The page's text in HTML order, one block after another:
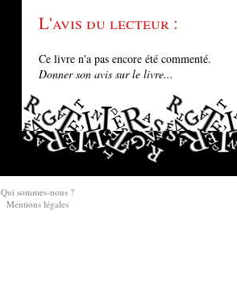
L'avis du lecteur :
Ce livre n'a pas encore été commenté.
Donner son avis sur le livre...
Qui sommes-nous ?
Mentions légales